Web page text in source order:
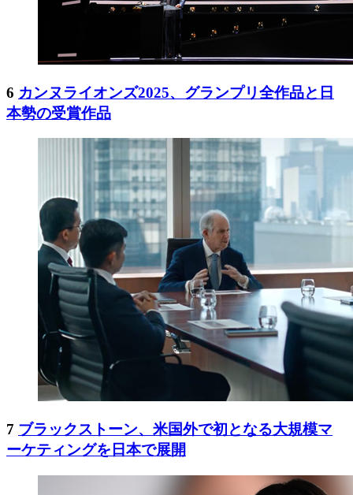
6 カンヌライオンズ2025、グランプリ全作品と日
本勢の受賞作品
7 ブラックストーン、米国外で初となる大規模マ
ーケティングを日本で展開